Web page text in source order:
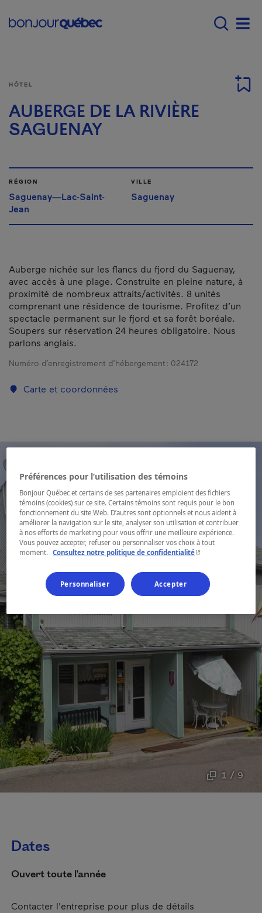
Main navigation -
1 / 9
HÔTEL
AUBERGE DE LA RIVIÈRE
SAGUENAY
RÉGION
Saguenay—Lac-Saint-
Jean
VILLE
Saguenay
Auberge nichée sur les flancs du fjord du Saguenay,
avec accès à une plage. Construite en pleine nature, à
proximité de nombreux attraits/activités. 8 unités
comprenant une résidence de tourisme. Profitez d’un
spectacle permanent sur le fjord et sa forêt boréale.
Soupers sur réservation 24 heures obligatoire. Nous
parlons anglais.
Numéro d’enregistrement d’hébergement : 024172
Carte et coordonnées
Dates
Ouvert toute l'année
Contacter l'entreprise pour plus de détails
Préférences pour l’utilisation des témoins
Bonjour Québec et certains de ses partenaires emploient des fichiers
témoins (cookies) sur ce site. Certains témoins sont requis pour le bon
fonctionnement du site Web. D’autres sont optionnels et nous aident à
améliorer la navigation sur le site, analyser son utilisation et contribuer
à nos efforts de marketing pour vous offrir une meilleure expérience.
Vous pouvez accepter, refuser ou personnaliser vos choix à tout
moment.
Consultez notre politique de confidentialité- Cet hyperlien
Personnaliser Accepter